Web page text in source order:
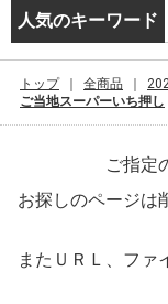
人気のキーワード
トップ 全商品
ご当地スーパーいち押し
ご指定
お探しのページは
またＵＲＬ、ファ